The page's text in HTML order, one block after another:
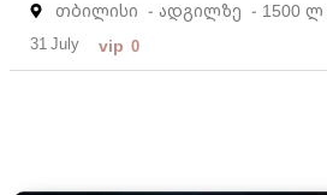
თბილისი - ადგილზე - 1500 ლ
31 July vip 0